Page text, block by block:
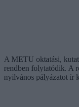
A METU oktatási,
rendben folytatódik. A
nyilvános pályázatot ír